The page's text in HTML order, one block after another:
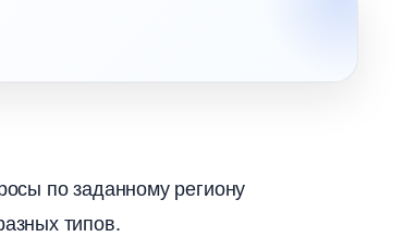
по заданному региону
типов.